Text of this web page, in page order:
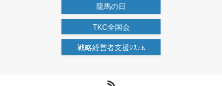
龍馬の日
TKC全国会
戦略経営者支援ｼｽﾃﾑ